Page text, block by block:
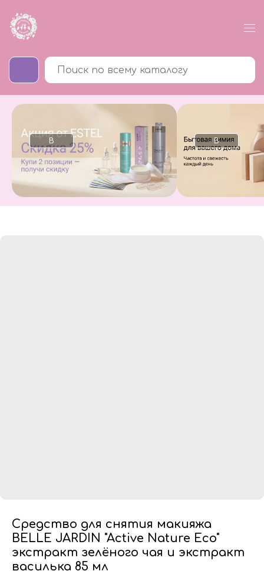
В
каталог
В
каталог
Средство для снятия макияжа
BELLE JARDIN "Active Nature Eco"
экстракт зелёного чая и экстракт
василька 85 мл